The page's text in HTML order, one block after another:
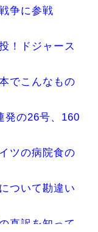
争に参戦
！ドジャース
でこんなもの
発の26号、160
ツの病院食の
ついて勘違い
直訳を知って